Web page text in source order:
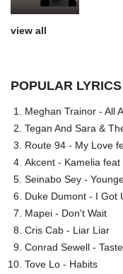
view all
POPULAR LYRICS
Meghan Trainor - All
Tegan And Sara &
Route 94 - My Love
Akcent - Kamelia
Seinabo Sey -
Duke Dumont - I Got
Mapei - Don't Wait
Cris Cab - Liar Liar
Conrad Sewell -
Tove Lo - Habits